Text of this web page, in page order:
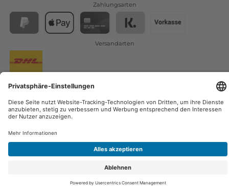
Zahlungsarten
Versandarten
Osmoseanlagen Zubehör Filter Wasserfilter
Blog
Membranen
© 2021 Filterplatz - Alle Rechte vorbehalten.